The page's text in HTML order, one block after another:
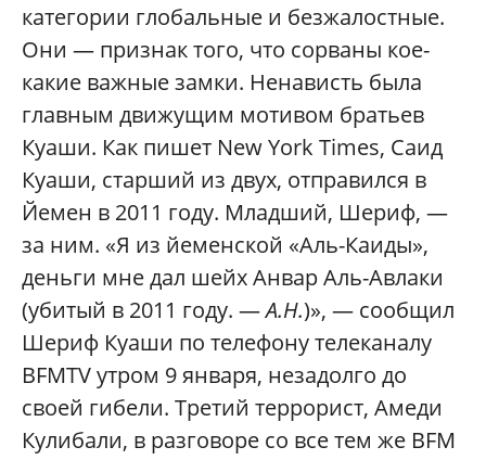
категории глобальные и безжалостные.
Они — признак того, что сорваны кое-
какие важные замки. Ненависть была
главным движущим мотивом братьев
Куаши. Как пишет New York Times, Саид
Куаши, старший из двух, отправился в
Йемен в 2011 году. Младший, Шериф, —
за ним. «Я из йеменской «Аль-Каиды»,
деньги мне дал шейх Анвар Аль-Авлаки
(убитый в 2011 году. —А.Н.)», — сообщил
Шериф Куаши по телефону телеканалу
BFMTV утром 9 января, незадолго до
своей гибели. Третий террорист, Амеди
Кулибали, в разговоре со все тем же BFM